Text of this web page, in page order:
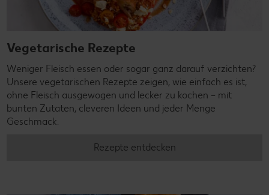
Vegetarische Rezepte
Weniger Fleisch essen oder sogar ganz darauf verzichten?
Unsere vegetarischen Rezepte zeigen, wie einfach es ist,
ohne Fleisch ausgewogen und lecker zu kochen – mit
bunten Zutaten, cleveren Ideen und jeder Menge
Geschmack.
Rezepte entdecken